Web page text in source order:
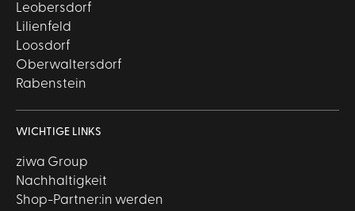
Leobersdorf
Lilienfeld
Loosdorf
Oberwaltersdorf
Rabenstein
WICHTIGE LINKS
ziwa Group
Nachhaltigkeit
Shop-Partner:in werden